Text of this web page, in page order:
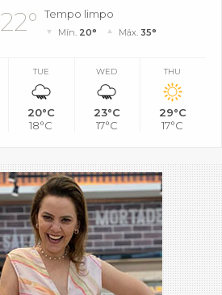
22° Tempo limpo
Mín. 20° Máx. 35°
TUE
20°C
18°C
WED
23°C
17°C
THU
29°C
17°C